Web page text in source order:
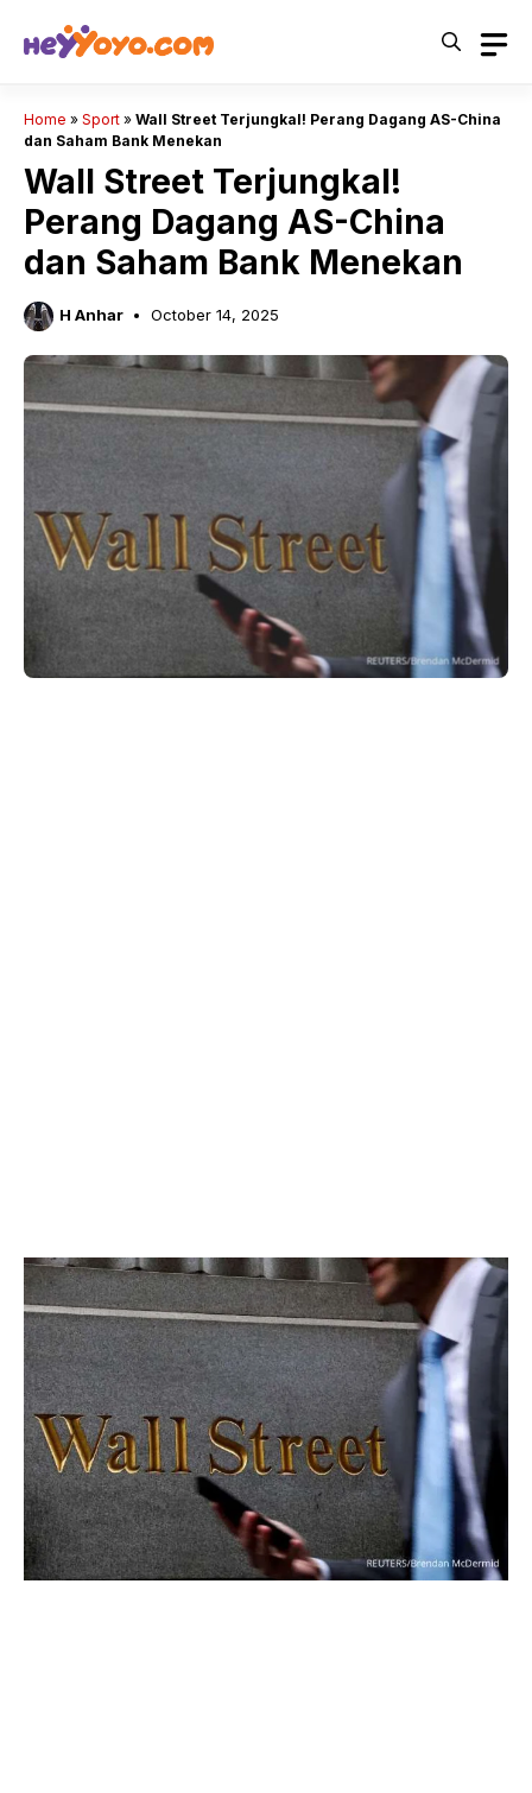
Home » Sport » Wall Street Terjungkal! Perang Dagang AS-China
dan Saham Bank Menekan
Wall Street Terjungkal!
Perang Dagang AS-China
dan Saham Bank Menekan
H Anhar October 14, 2025